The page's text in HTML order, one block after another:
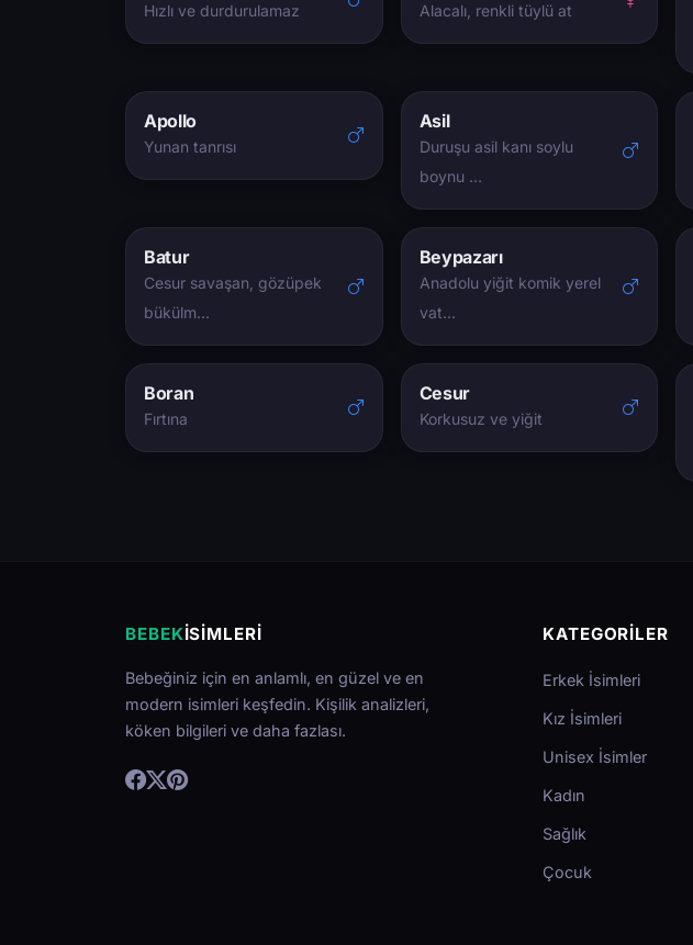
Hızlı ve durdurulamaz Alacalı, renkli tüylü at
Apollo
Yunan tanrısı
Asil
Duruşu asil kanı soylu
boynu …
Batur
Cesur savaşan, gözüpek
bükülm…
Beypazarı
Anadolu yiğit komik yerel
vat…
Boran
Fırtına
Cesur
Korkusuz ve yiğit
BEBEKİSIMLERI
Bebeğiniz için en anlamlı, en güzel ve en
modern isimleri keşfedin. Kişilik analizleri,
köken bilgileri ve daha fazlası.
KATEGORILER
Erkek İsimleri
Kız İsimleri
Unisex İsimler
Kadın
Sağlık
Çocuk